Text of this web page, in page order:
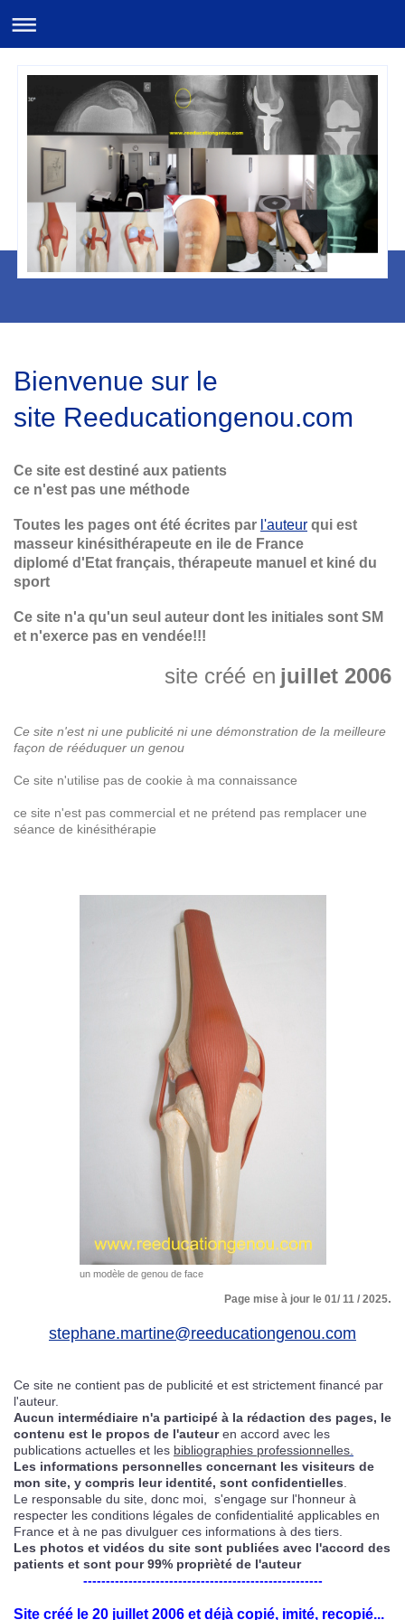
Bienvenue sur le
site Reeducationgenou.com
Ce site est destiné aux patients
ce n'est pas une méthode
Toutes les pages ont été écrites par l'auteur qui est
masseur kinésithérapeute en ile de France
diplomé d'Etat français, thérapeute manuel et kiné du
sport
Ce site n'a qu'un seul auteur dont les initiales sont SM
et n'exerce pas en vendée!!!
site créé en juillet 2006
Ce site n'est ni une publicité ni une démonstration de la meilleure
façon de rééduquer un genou
Ce site n'utilise pas de cookie à ma connaissance
ce site n'est pas commercial et ne prétend pas remplacer une
séance de kinésithérapie
un modèle de genou de face
Page mise à jour le 01/ 11 / 2025.
stephane.martine@reeducationgenou.com
Ce site ne contient pas de publicité et est strictement financé par
l'auteur.
Aucun intermédiaire n'a participé à la rédaction des pages, le
contenu est le propos de l'auteuren accord avec les
publications actuelles et les bibliographies professionnelles.
Les informations personnelles concernant les visiteurs de
mon site, y compris leur identité, sont confidentielles.
Le responsable du site, donc moi, s'engage sur l'honneur à
respecter les conditions légales de confidentialité applicables en
France et à ne pas divulguer ces informations à des tiers.
Les photos et vidéos du site sont publiées avec l'accord des
patients et sont pour 99% proprièté de l'auteur
-----------------------------------------------------
Site créé le 20 juillet 2006 et déjà copié, imité, recopié...